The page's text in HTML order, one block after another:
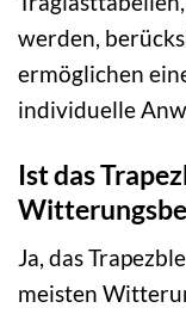
werden,
ermöglichen
individuelle
Ist das
Ja, das
meisten